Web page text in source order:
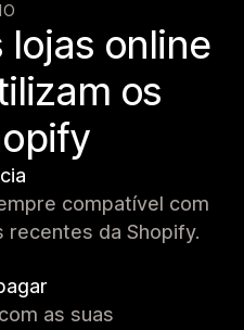
lojas online
os
compatível com
recentes da Shopify.
as suas